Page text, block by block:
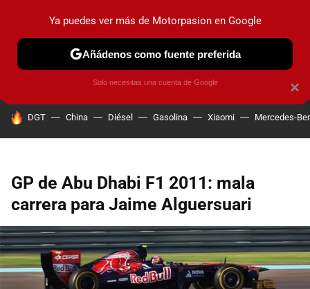
PRUEBAS COCHES ELÉCTRICOS OBSERVATORIO
HOY SE HABLA DE
DGT China Diésel Gasolina Xiaomi Mercedes-
GP de Abu Dhabi F1 2011: mala
carrera para Jaime Alguersuari
×
Ya puedes ver más de Motorpasion en Google
Añádenos como fuente preferida
Solo necesitas una cuenta de Google